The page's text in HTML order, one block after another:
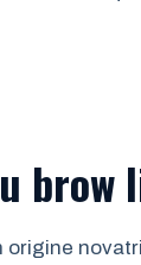
brow